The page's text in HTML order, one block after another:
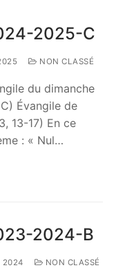
2025-C
NON CLASSÉ
du dimanche
Évangile de
13-17) En ce
: « Nul…
2024-B
2024 NON CLASSÉ